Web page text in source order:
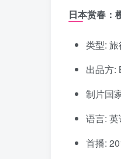
日本赏春
类型:
出品方:
制片国
语言:
首播: